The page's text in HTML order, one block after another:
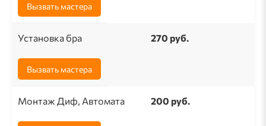
Вызвать мастера
Установка бра 270 руб.
Вызвать мастера
Монтаж Диф, Автомата 200 руб.